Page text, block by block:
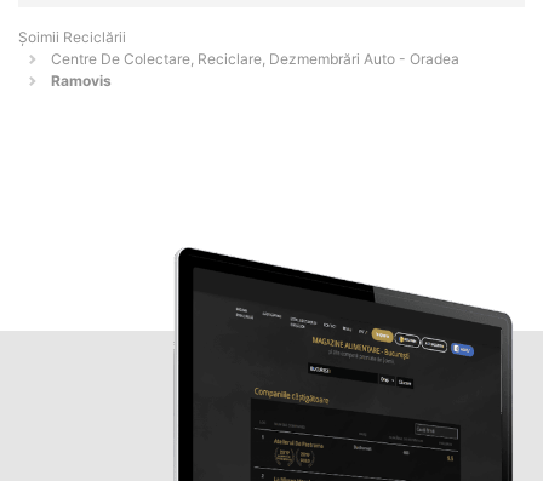
Șoimii Reciclării
Centre De Colectare, Reciclare, Dezmembrări Auto - Oradea
Ramovis